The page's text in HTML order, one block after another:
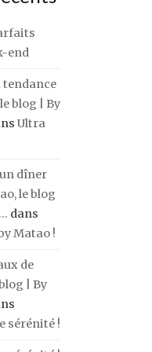
end
tendance
blog | By
Ultra
dîner
le blog
dans
Matao !
de
| By
sérénité !